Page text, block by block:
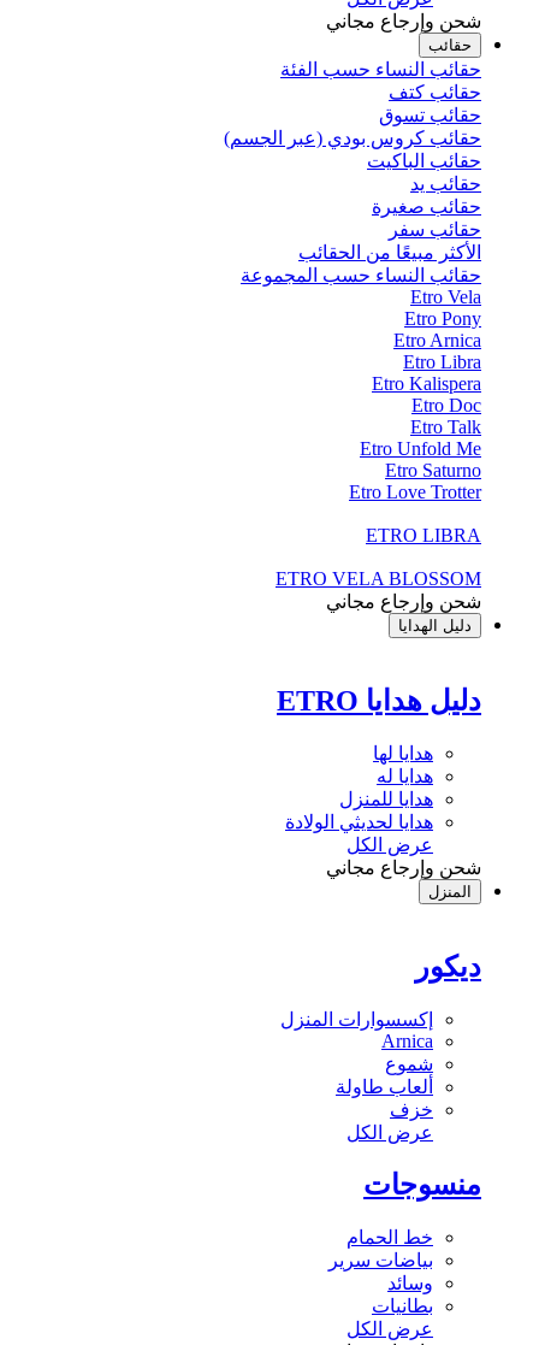
شحن وإرجاع مجاني
حقائب
حقائب النساء حسب الفئة
حقائب كتف
حقائب تسوق
حقائب كروس بودي (عبر الجسم)
حقائب الباكيت
حقائب يد
حقائب صغيرة
حقائب سفر
الأكثر مبيعًا من الحقائب
حقائب النساء حسب المجموعة
Etro Vela
Etro Pony
Etro Arnica
Etro Libra
Etro Kalispera
Etro Doc
Etro Talk
Etro Unfold Me
Etro Saturno
Etro Love Trotter
ETRO LIBRA
ETRO VELA BLOSSOM
شحن وإرجاع مجاني
دليل الهدايا
دليل هدايا ETRO
هدايا لها
هدايا له
هدايا للمنزل
هدايا لحديثي الولادة
عرض الكل
شحن وإرجاع مجاني
المنزل
ديكور
إكسسوارات المنزل
Arnica
شموع
ألعاب طاولة
خزف
عرض الكل
منسوجات
خط الحمام
بياضات سرير
وسائد
بطانيات
عرض الكل